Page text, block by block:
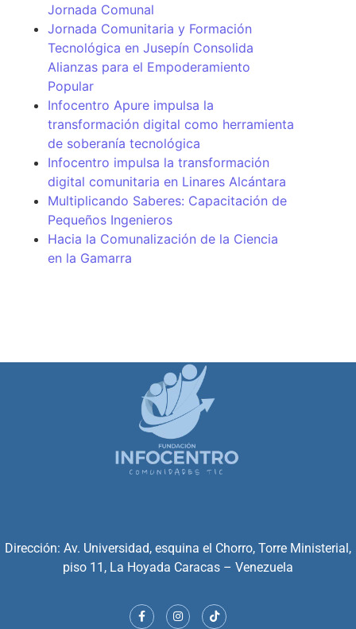
Jornada Comunal
Jornada Comunitaria y Formación
Tecnológica en Jusepín Consolida
Alianzas para el Empoderamiento
Popular
Infocentro Apure impulsa la
transformación digital como herramienta
de soberanía tecnológica
Infocentro impulsa la transformación
digital comunitaria en Linares Alcántara
Multiplicando Saberes: Capacitación de
Pequeños Ingenieros
Hacia la Comunalización de la Ciencia
en la Gamarra
Dirección: Av. Universidad, esquina el Chorro, Torre Ministerial,
piso 11, La Hoyada Caracas – Venezuela